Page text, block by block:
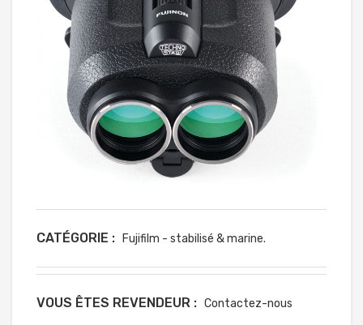
CATÉGORIE : Fujifilm - stabilisé & marine.
VOUS ÊTES REVENDEUR : Contactez-nous